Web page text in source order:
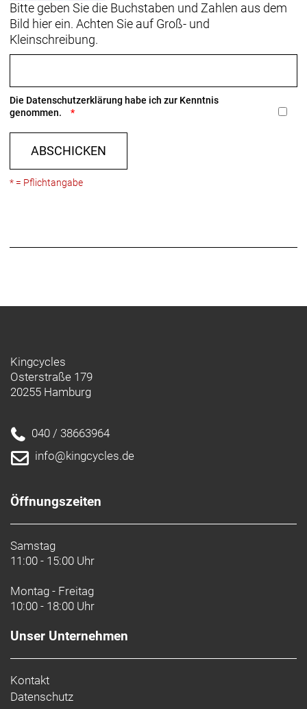
Bitte geben Sie die Buchstaben und Zahlen aus dem
Bild hier ein. Achten Sie auf Groß- und
Kleinschreibung.
Die Datenschutzerklärung habe ich zur Kenntnis
genommen.
ABSCHICKEN
* = Pflichtangabe
Kingcycles
Osterstraße 179
20255 Hamburg
040 / 38663964
info@kingcycles.de
Öffnungszeiten
Samstag
11:00 - 15:00 Uhr
Montag - Freitag
10:00 - 18:00 Uhr
Unser Unternehmen
Kontakt
Datenschutz